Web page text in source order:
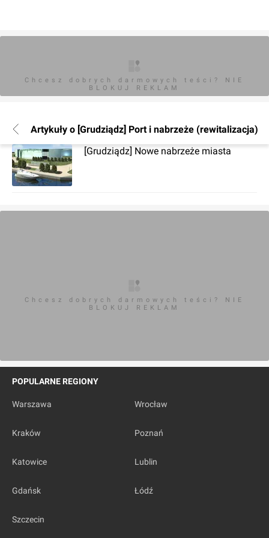
Chcesz dobrych darmowych teści? NIE
BLOKUJ REKLAM
Artykuły o [Grudziądz] Port i nabrzeże (rewitalizacja)
[Grudziądz] Nowe nabrzeże miasta
Chcesz dobrych darmowych teści? NIE
BLOKUJ REKLAM
POPULARNE REGIONY
Warszawa Wrocław
Kraków Poznań
Katowice Lublin
Gdańsk Łódź
Szczecin